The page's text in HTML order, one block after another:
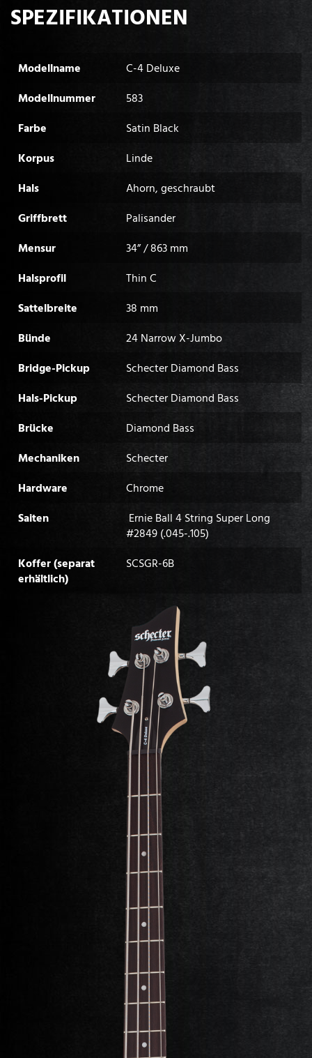
SPEZIFIKATIONEN
Modellname
C-4 Deluxe
Modellnummer
583
Farbe
Satin Black
Korpus
Linde
Hals
Ahorn, geschraubt
Griffbrett
Palisander
Mensur
34” / 863 mm
Halsprofil
Thin C
Sattelbreite
38 mm
Bünde
24 Narrow X-Jumbo
Bridge-Pickup
Schecter Diamond Bass
Hals-Pickup
Schecter Diamond Bass
Brücke
Diamond Bass
Mechaniken
Schecter
Hardware
Chrome
Saiten
Ernie Ball 4 String Super Long
#2849 (.045-.105)
Koffer (separat
erhältlich)
SCSGR-6B